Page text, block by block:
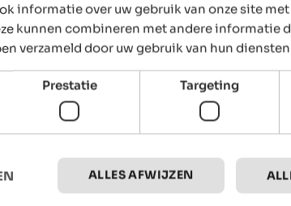
informatie over uw gebruik van onze site
kunnen combineren met andere informatie
verzameld door uw gebruik van hun
Prestatie Targeting
ALLES AFWIJZEN